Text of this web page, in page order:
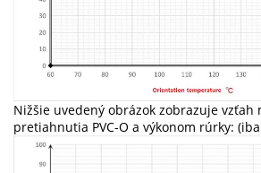
Nižšie uvedený obrázok zobrazuje vzťah
pretiahnutia PVC-O a výkonom rúrky: